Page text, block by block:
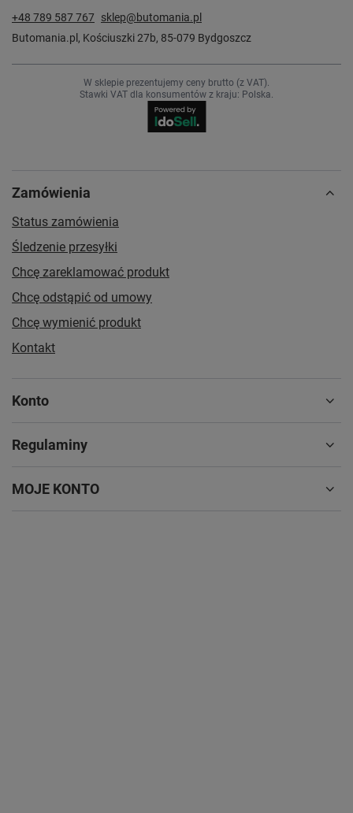
+48 789 587 767 sklep@butomania.pl
Butomania.pl , Kościuszki 27b, 85-079 Bydgoszcz
W sklepie prezentujemy ceny brutto (z VAT).
Stawki VAT dla konsumentów z kraju: Polska.
Zamówienia
Status zamówienia
Śledzenie przesyłki
Chcę zareklamować produkt
Chcę odstąpić od umowy
Chcę wymienić produkt
Kontakt
Konto
Regulaminy
MOJE KONTO